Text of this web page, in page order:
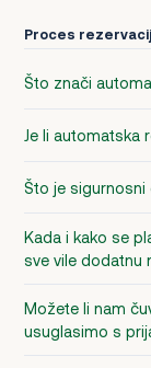
Proces
Što znači
Je li automatska
Što je
Kada i kako se
sve vile dodatnu
Možete li nam
usuglasimo s